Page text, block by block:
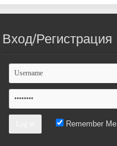
Вход/Регистрация
Remember Me